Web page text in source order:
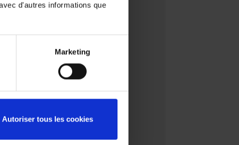
d'autres informations que
Marketing
Autoriser tous les cookies